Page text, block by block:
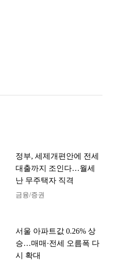
정부, 세제개편안에 전세
대출까지 조인다…월세
난 무주택자 직격
금융/증권
서울 아파트값 0.26% 상
승…매매·전세 오름폭 다
시 확대